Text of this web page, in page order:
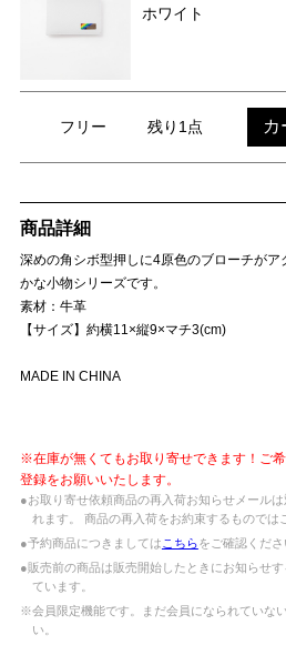
ホワイト
フリー 残り1点 カ
商品詳細
深めの角シボ型押しに4原色のブローチが
かな小物シリーズです。
素材：牛革
【サイズ】約横11×縦9×マチ3(cm)
MADE IN CHINA
※在庫が無くてもお取り寄せできます！ご
登録をお願いいたします。
●お取り寄せ依頼商品の再入荷お知らせメール
れます。 商品の再入荷をお約束するものでは
●予約商品につきましては こちらをご確認くださ
●販売前の商品は販売開始したときにお知らせ
ています。
※会員限定機能です。まだ会員になられていな
い。